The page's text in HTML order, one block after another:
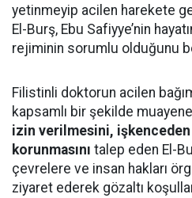
yetinmeyip acilen harekete
El-Burş, Ebu Safiyye’nin
rejiminin sorumlu olduğunu
Filistinli doktorun acilen
kapsamlı bir şekilde
izin verilmesini,
korunmasını talep eden El-
çevrelere ve insan hakları
ziyaret ederek gözaltı